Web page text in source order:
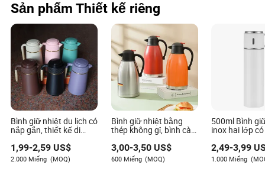
Sản phẩm Thiết kế riêng
Bình giữ nhiệt du lịch có
nắp gắn, thiết kế di
thị nhiệt độ
1,99-2,59 US$
2.000 Miếng (MOQ)
Bình giữ nhiệt bằng
thép không gỉ, bình cà
đựng nước nóng lạnh,
bình inox, bình giữ nhiệt
3,00-3,50US$
600 Miếng (MOQ)
500ml Bình
inox hai lớp
2,49-3,99
1.000 Miếng